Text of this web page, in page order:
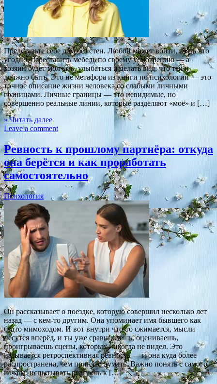
Представьте себе дом без стен. Любой может войти, взять что
угодно, переставить мебель по своему усмотрению — а
хозяин будет молчать, улыбаться и делать вид, что так и
должно быть. Это не метафора из книги по психологии — это
точное описание жизни человека со слабыми личными
границами. Личные границы — это невидимые, но
совершенно реальные линии, которые разделяют «моё» и […]
» Читать далее
Leave a comment
Ревность к прошлому партнёра: откуда
она берётся и как проработать
самостоятельно
Психология
Он рассказывает о поездке, которую совершил несколько лет
назад — с кем-то другим. Она упоминает имя бывшего как
будто мимоходом. И вот внутри что-то сжимается, мысли
несутся вперёд, и ты уже сравниваешь, оцениваешь,
проигрываешь сцены, которых никогда не видел. Это
называется ретроспективная ревность — и она куда более
распространена, чем принято думать. Важно понять с самого
начала: испытывать ревность к […]